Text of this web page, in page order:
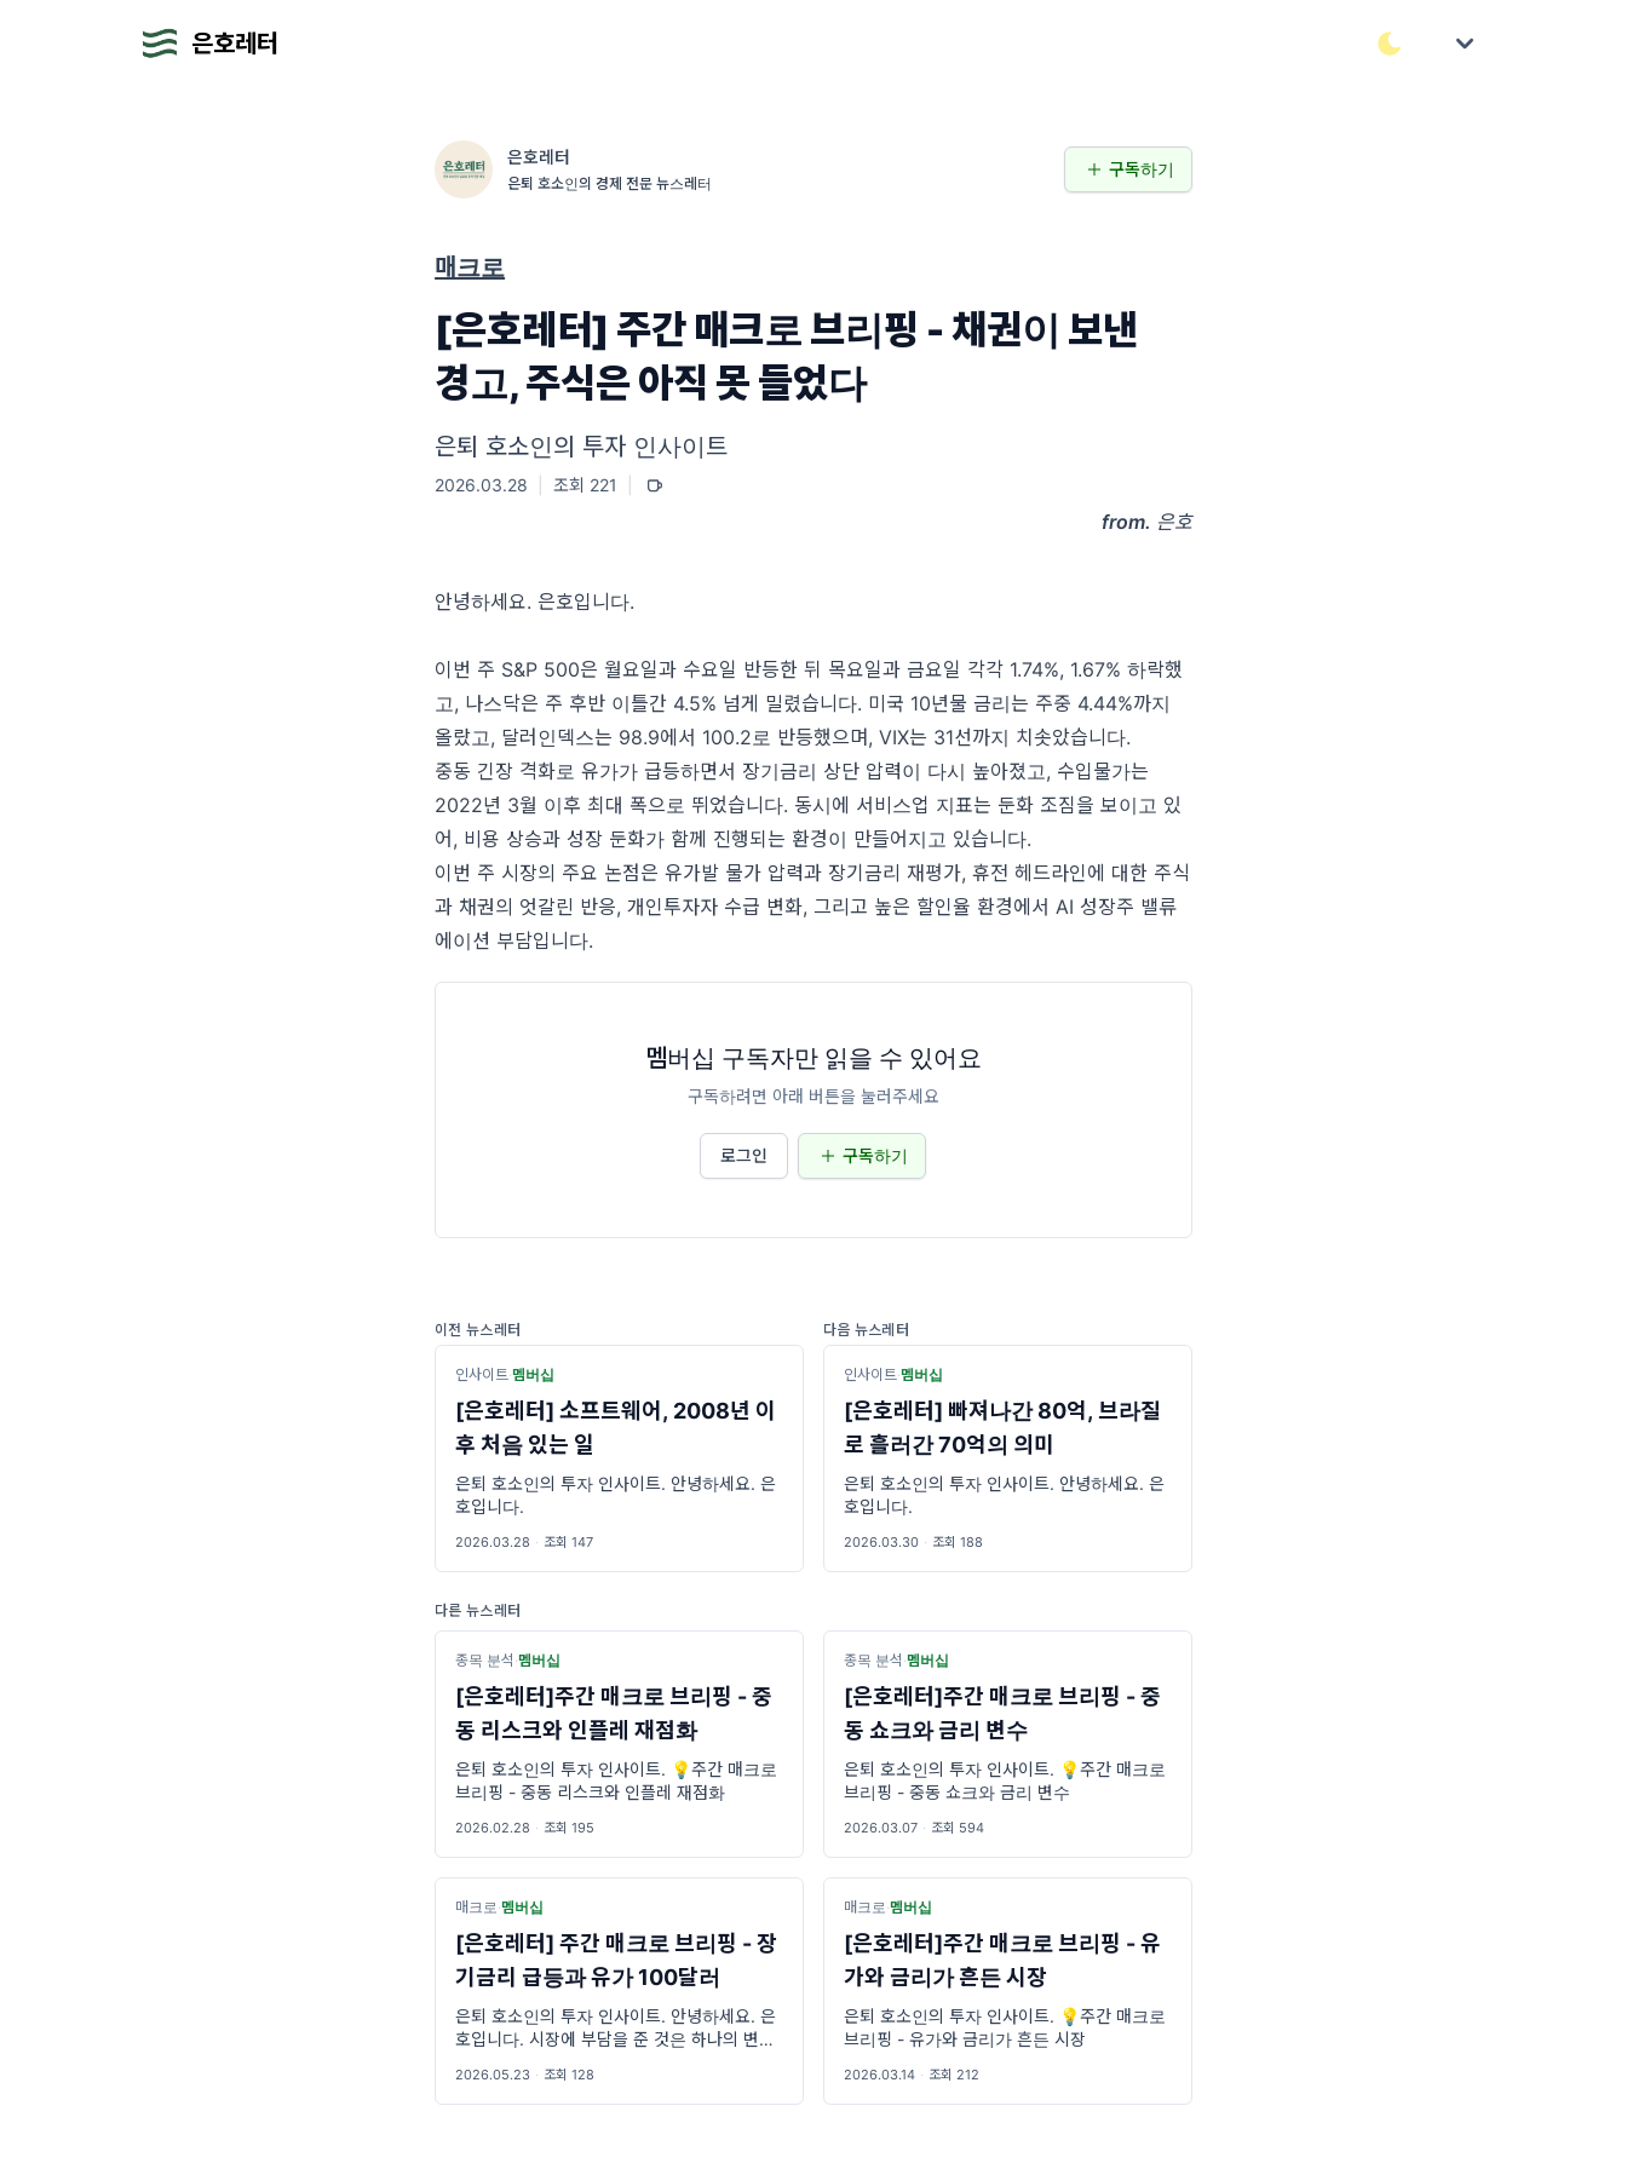
은호레터
은호레터
은퇴 호소인의 경제 전문 뉴스레터
구독하기
매크로
[은호레터] 주간 매크로 브리핑 - 채권이 보낸
경고, 주식은 아직 못 들었다
은퇴 호소인의 투자 인사이트
2026.03.28 조회 221
from. 은호
안녕하세요. 은호입니다.
이번 주 S&P 500은 월요일과 수요일 반등한 뒤 목요일과 금요일 각각 1.74%, 1.67% 하락했
고, 나스닥은 주 후반 이틀간 4.5% 넘게 밀렸습니다. 미국 10년물 금리는 주중 4.44%까지
올랐고, 달러인덱스는 98.9에서 100.2로 반등했으며, VIX는 31선까지 치솟았습니다.
중동 긴장 격화로 유가가 급등하면서 장기금리 상단 압력이 다시 높아졌고, 수입물가는
2022년 3월 이후 최대 폭으로 뛰었습니다. 동시에 서비스업 지표는 둔화 조짐을 보이고 있
어, 비용 상승과 성장 둔화가 함께 진행되는 환경이 만들어지고 있습니다.
이번 주 시장의 주요 논점은 유가발 물가 압력과 장기금리 재평가, 휴전 헤드라인에 대한 주식
과 채권의 엇갈린 반응, 개인투자자 수급 변화, 그리고 높은 할인율 환경에서 AI 성장주 밸류
에이션 부담입니다.
멤버십 구독자만 읽을 수 있어요
구독하려면 아래 버튼을 눌러주세요
로그인 구독하기
이전 뉴스레터
인사이트·멤버십
[은호레터] 소프트웨어, 2008년 이
후 처음 있는 일
은퇴 호소인의 투자 인사이트. 안녕하세요. 은
호입니다.
2026.03.28 · 조회 147
다음 뉴스레터
인사이트·멤버십
[은호레터] 빠져나간 80억, 브라질
로 흘러간 70억의 의미
은퇴 호소인의 투자 인사이트. 안녕하세요. 은
호입니다.
2026.03.30 · 조회 188
다른 뉴스레터
종목 분석 ·멤버십
[은호레터]주간 매크로 브리핑 - 중
동 리스크와 인플레 재점화
은퇴 호소인의 투자 인사이트. 💡주간 매크로
브리핑 - 중동 리스크와 인플레 재점화
2026.02.28 · 조회 195
종목 분석 ·멤버십
[은호레터]주간 매크로 브리핑 - 중
동 쇼크와 금리 변수
은퇴 호소인의 투자 인사이트. 💡주간 매크로
브리핑 - 중동 쇼크와 금리 변수
2026.03.07 · 조회 594
매크로·멤버십
[은호레터] 주간 매크로 브리핑 - 장
기금리 급등과 유가 100달러
은퇴 호소인의 투자 인사이트. 안녕하세요. 은
호입니다. 시장에 부담을 준 것은 하나의 변수
간을 시험했고, 유가는 물가 우려를 자극했으
며, 투자자들은 연준이 이 상황을
2026.05.23 · 조회 128
매크로·멤버십
[은호레터]주간 매크로 브리핑 - 유
가와 금리가 흔든 시장
은퇴 호소인의 투자 인사이트. 💡주간 매크로
브리핑 - 유가와 금리가 흔든 시장
2026.03.14 · 조회 212